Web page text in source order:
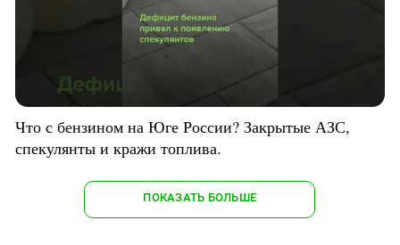
Что с бензином на Юге России? Закрытые АЗС,
спекулянты и кражи топлива.
ПОКАЗАТЬ БОЛЬШЕ